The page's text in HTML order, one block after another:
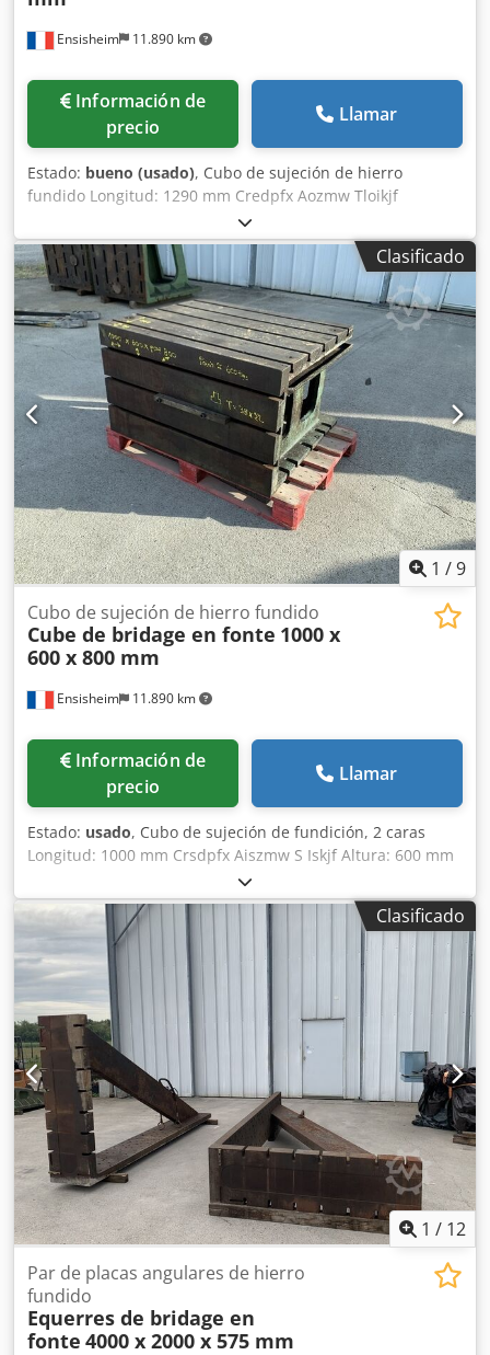
Ensisheim 11.890 km
Información de
precio
Llamar
Estado: bueno (usado), Cubo de sujeción de hierro
fundido Longitud: 1290 mm Credpfx Aozmw Tloikjf
Anchura: 920 mm Altura: 510 mm Dimensiones de las
ranuras en T: 42 x 25 mm 2 caras con ranuras Peso:
aproximadamente 1 tonelada
Clasificado
1 /9
Ensisheim 11.890 km
Cubo de sujeción de hierro fundido
Cube de bridage en fonte 1000 x
600 x 800 mm
Información de
precio
Llamar
Estado: usado, Cubo de sujeción de fundición, 2 caras
Longitud: 1000 mm Crsdpfx Aiszmw S Iskjf Altura: 600 mm
Profundidad: 800 mm Dimensiones de ranuras en T: 38 x
22 mm Peso: aprox. 600 kg
Clasificado
1 / 12
Par de placas angulares de hierro
fundido
Equerres de bridage en
fonte 4000 x 2000 x 575 mm